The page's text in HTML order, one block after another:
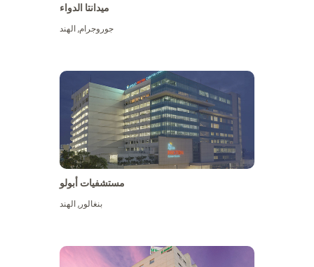
ميدانتا الدواء
جوروجرام,الهند
مستشفيات أبولو
بنغالور,الهند